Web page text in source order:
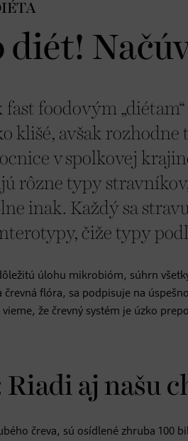
diét!
foodovým
klišé, avšak
v spolkovej
rôzne typy
inak. Každý sa
čiže typy
úlohu mikrobióm, súhrn
flóra, sa podpisuje na
že črevný systém je úzko
aj našu
čreva, sú osídlené zhruba 100